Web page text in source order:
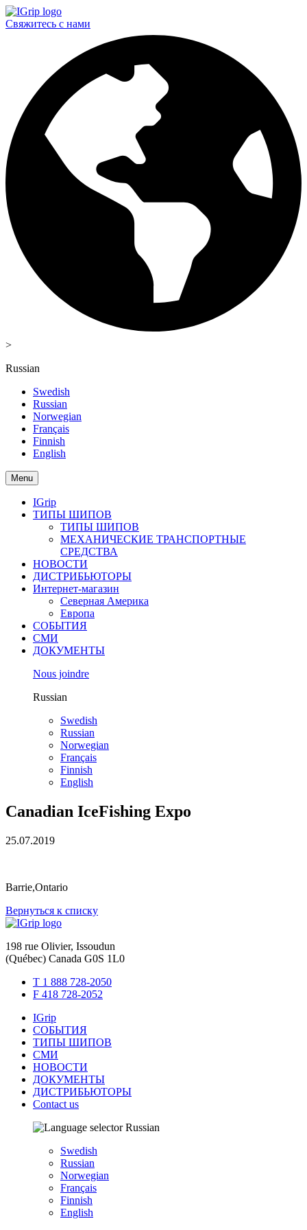
Свяжитесь с нами
>
Russian
Swedish
Russian
Norwegian
Français
Finnish
English
Menu
IGrip
ТИПЫ ШИПОВ
ТИПЫ ШИПОВ
МЕХАНИЧЕСКИЕ ТРАНСПОРТНЫЕ
СРЕДСТВА
НОВОСТИ
ДИСТРИБЬЮТОРЫ
Интернет-магазин
Северная Америка
Европа
СОБЫТИЯ
СМИ
ДОКУМЕНТЫ
Nous joindre
Russian
Swedish
Russian
Norwegian
Français
Finnish
English
Canadian IceFishing Expo
25.07.2019
Barrie,Ontario
Вернуться к списку
198 rue Olivier, Issoudun
(Québec) Canada G0S 1L0
T 1 888 728-2050
F 418 728-2052
IGrip
СОБЫТИЯ
ТИПЫ ШИПОВ
СМИ
НОВОСТИ
ДОКУМЕНТЫ
ДИСТРИБЬЮТОРЫ
Contact us
Russian
Swedish
Russian
Norwegian
Français
Finnish
English